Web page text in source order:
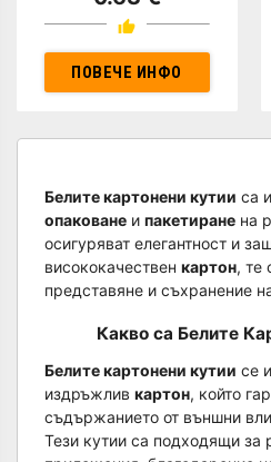
ПОВЕЧЕ ИНФО
Белите картонени кутии са
опакованеи пакетиранена
осигуряват елегантност и
висококачествен картон, те
представяне и съхранение
Какво са Белите
Белите картонени кутии се
издръжлив картон, който
съдържанието от външни
Тези кутии са подходящи за